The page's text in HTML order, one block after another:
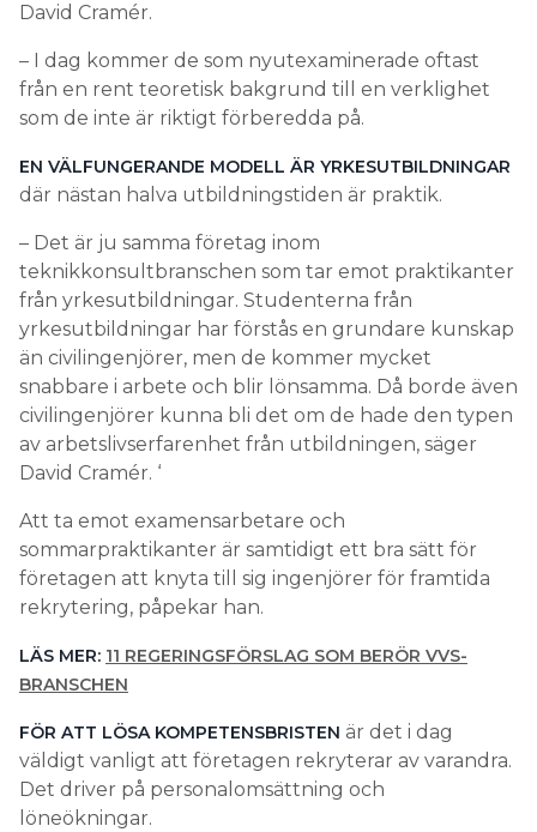
David Cramér.
– I dag kommer de som nyutexaminerade oftast
från en rent teoretisk bakgrund till en verklighet
som de inte är riktigt förberedda på.
EN VÄLFUNGERANDE MODELL ÄR YRKESUTBILDNINGAR
där nästan halva utbildningstiden är praktik.
– Det är ju samma företag inom
teknikkonsultbranschen som tar emot praktikanter
från yrkesutbildningar. Studenterna från
yrkesutbildningar har förstås en grundare kunskap
än civilingenjörer, men de kommer mycket
snabbare i arbete och blir lönsamma. Då borde även
civilingenjörer kunna bli det om de hade den typen
av arbetslivserfarenhet från utbildningen, säger
David Cramér. ‘
Att ta emot examensarbetare och
sommarpraktikanter är samtidigt ett bra sätt för
företagen att knyta till sig ingenjörer för framtida
rekrytering, påpekar han.
LÄS MER: 11 REGERINGSFÖRSLAG SOM BERÖR VVS-
BRANSCHEN
FÖR ATT LÖSA KOMPETENSBRISTEN är det i dag
väldigt vanligt att företagen rekryterar av varandra.
Det driver på personalomsättning och
löneökningar.